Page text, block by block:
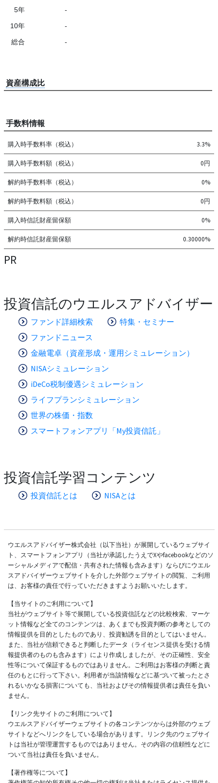
5年 -
10年 -
総合 -
資産構成比
手数料情報
購入時手数料率（税込） 3.3%
購入時手数料額（税込） 0円
解約時手数料率（税込） 0%
解約時手数料額（税込） 0円
購入時信託財産留保額 0%
解約時信託財産留保額 0.30000%
PR
投資信託のウエルスアドバイザー
ファンド詳細検索
特集・セミナー
ファンドニュース
金融電卓（資産形成・運用シミュレーション）
NISAシミュレーション
iDeCo税制優遇シミュレーション
ライフプランシミュレーション
世界の株価・指数
スマートフォンアプリ「My投資信託」
投資信託学習コンテンツ
投資信託とは NISAとは
ウエルスアドバイザー株式会社（以下当社）が展開しているウェブサイ
ト、スマートフォンアプリ（当社が承認したうえでXやfacebookなどのソ
ーシャルメディアで配信・共有された情報も含みます）ならびにウエル
スアドバイザーウェブサイトを介した外部ウェブサイトの閲覧、ご利用
は、お客様の責任で行っていただきますようお願いいたします。
【当サイトのご利用について】
当社がウェブサイト等で展開している投資信託などの比較検索、マーケ
ット情報など全てのコンテンツは、あくまでも投資判断の参考としての
情報提供を目的としたものであり、投資勧誘を目的としてはいません。
また、当社が信頼できると判断したデータ（ライセンス提供を受ける情
報提供者のものも含みます）により作成しましたが、その正確性、安全
性等について保証するものではありません。ご利用はお客様の判断と責
任のもとに行って下さい。利用者が当該情報などに基づいて被ったとさ
れるいかなる損害についても、当社およびその情報提供者は責任を負い
ません。
【リンク先サイトのご利用について】
ウエルスアドバイザーウェブサイトの各コンテンツからは外部のウェブ
サイトなどへリンクをしている場合があります。リンク先のウェブサイ
トは当社が管理運営するものではありません。その内容の信頼性などに
ついて当社は責任を負いません。
【著作権等について】